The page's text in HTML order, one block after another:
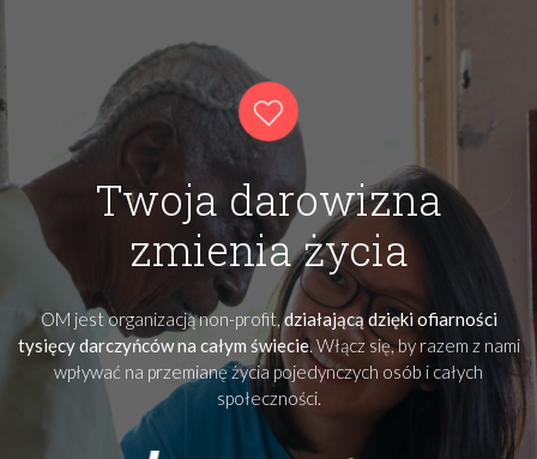
Twoja darowizna
zmienia życia
OM jest organizacją non-profit,działającą dzięki ofiarności
tysięcy darczyńców na całym świecie. Włącz się, by razem z nami
wpływać na przemianę życia pojedynczych osób i całych
społeczności.